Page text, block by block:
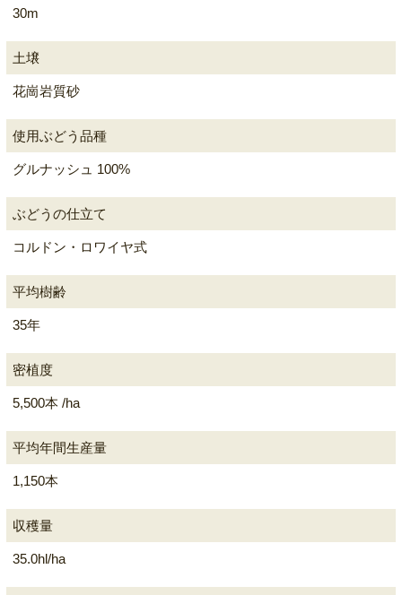
30m
土壌
花崗岩質砂
使用ぶどう品種
グルナッシュ 100%
ぶどうの仕立て
コルドン・ロワイヤ式
平均樹齢
35年
密植度
5,500本 /ha
平均年間生産量
1,150本
収穫量
35.0hl/ha